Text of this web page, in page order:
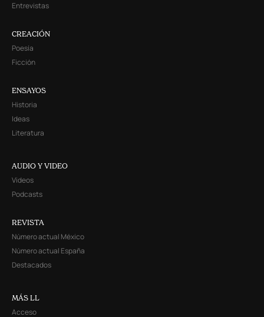
Entrevistas
CREACIÓN
Poesía
Ficción
ENSAYOS
Historia
Ideas
Literatura
AUDIO Y VIDEO
Videos
Podcasts
REVISTA
Número actual México
Número actual España
Destacados
MÁS LL
Acceso